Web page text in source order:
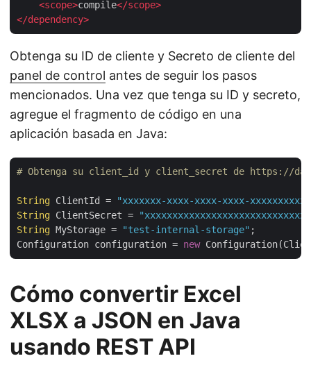
<scope>compile</scope>
</dependency>
Obtenga su ID de cliente y Secreto de cliente del
panel de control antes de seguir los pasos
mencionados. Una vez que tenga su ID y secreto,
agregue el fragmento de código en una
aplicación basada en Java:
# Obtenga su client_id y client_secret de https://
String ClientId =
"xxxxxxx-xxxx-xxxx-xxxx-
String ClientSecret =
String MyStorage = "test-internal-storage" ;
Configuration configuration = new
Cómo convertir Excel
XLSX a JSON en Java
usando REST API